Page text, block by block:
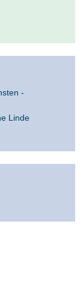
-
Linde